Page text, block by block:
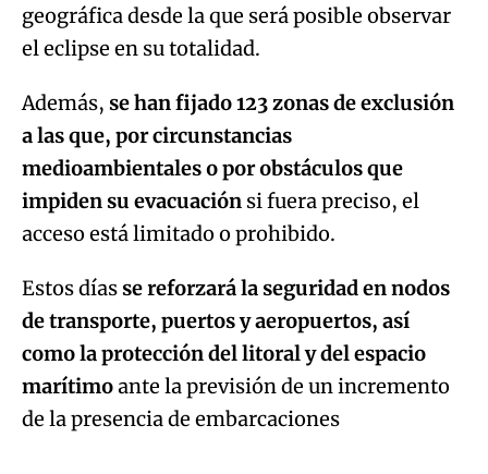
geográfica desde la que será posible observar
el eclipse en su totalidad.
Además, se han fijado 123 zonas de exclusión
a las que, por circunstancias
medioambientales o por obstáculos que
impiden su evacuación si fuera preciso, el
acceso está limitado o prohibido.
Estos díasse reforzará la seguridad en nodos
de transporte, puertos y aeropuertos, así
como la protección del litoral y del espacio
marítimoante la previsión de un incremento
de la presencia de embarcaciones